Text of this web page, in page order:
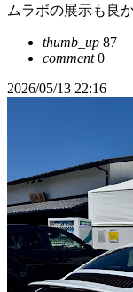
ムラボの展示も良
thumb_up 87
comment0
2026/05/13 22:16